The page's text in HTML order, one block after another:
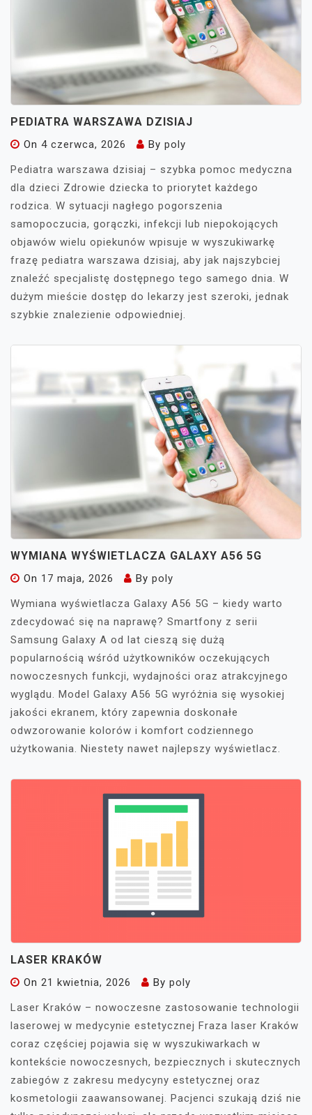
PEDIATRA WARSZAWA DZISIAJ
On 4 czerwca, 2026 By poly
Pediatra warszawa dzisiaj – szybka pomoc medyczna
dla dzieci Zdrowie dziecka to priorytet każdego
rodzica. W sytuacji nagłego pogorszenia
samopoczucia, gorączki, infekcji lub niepokojących
objawów wielu opiekunów wpisuje w wyszukiwarkę
frazę pediatra warszawa dzisiaj, aby jak najszybciej
znaleźć specjalistę dostępnego tego samego dnia. W
dużym mieście dostęp do lekarzy jest szeroki, jednak
szybkie znalezienie odpowiedniej.
WYMIANA WYŚWIETLACZA GALAXY A56 5G
On 17 maja, 2026 By poly
Wymiana wyświetlacza Galaxy A56 5G – kiedy warto
zdecydować się na naprawę? Smartfony z serii
Samsung Galaxy A od lat cieszą się dużą
popularnością wśród użytkowników oczekujących
nowoczesnych funkcji, wydajności oraz atrakcyjnego
wyglądu. Model Galaxy A56 5G wyróżnia się wysokiej
jakości ekranem, który zapewnia doskonałe
odwzorowanie kolorów i komfort codziennego
użytkowania. Niestety nawet najlepszy wyświetlacz.
LASER KRAKÓW
On 21 kwietnia, 2026 By poly
Laser Kraków – nowoczesne zastosowanie technologii
laserowej w medycynie estetycznej Fraza laser Kraków
coraz częściej pojawia się w wyszukiwarkach w
kontekście nowoczesnych, bezpiecznych i skutecznych
zabiegów z zakresu medycyny estetycznej oraz
kosmetologii zaawansowanej. Pacjenci szukają dziś nie